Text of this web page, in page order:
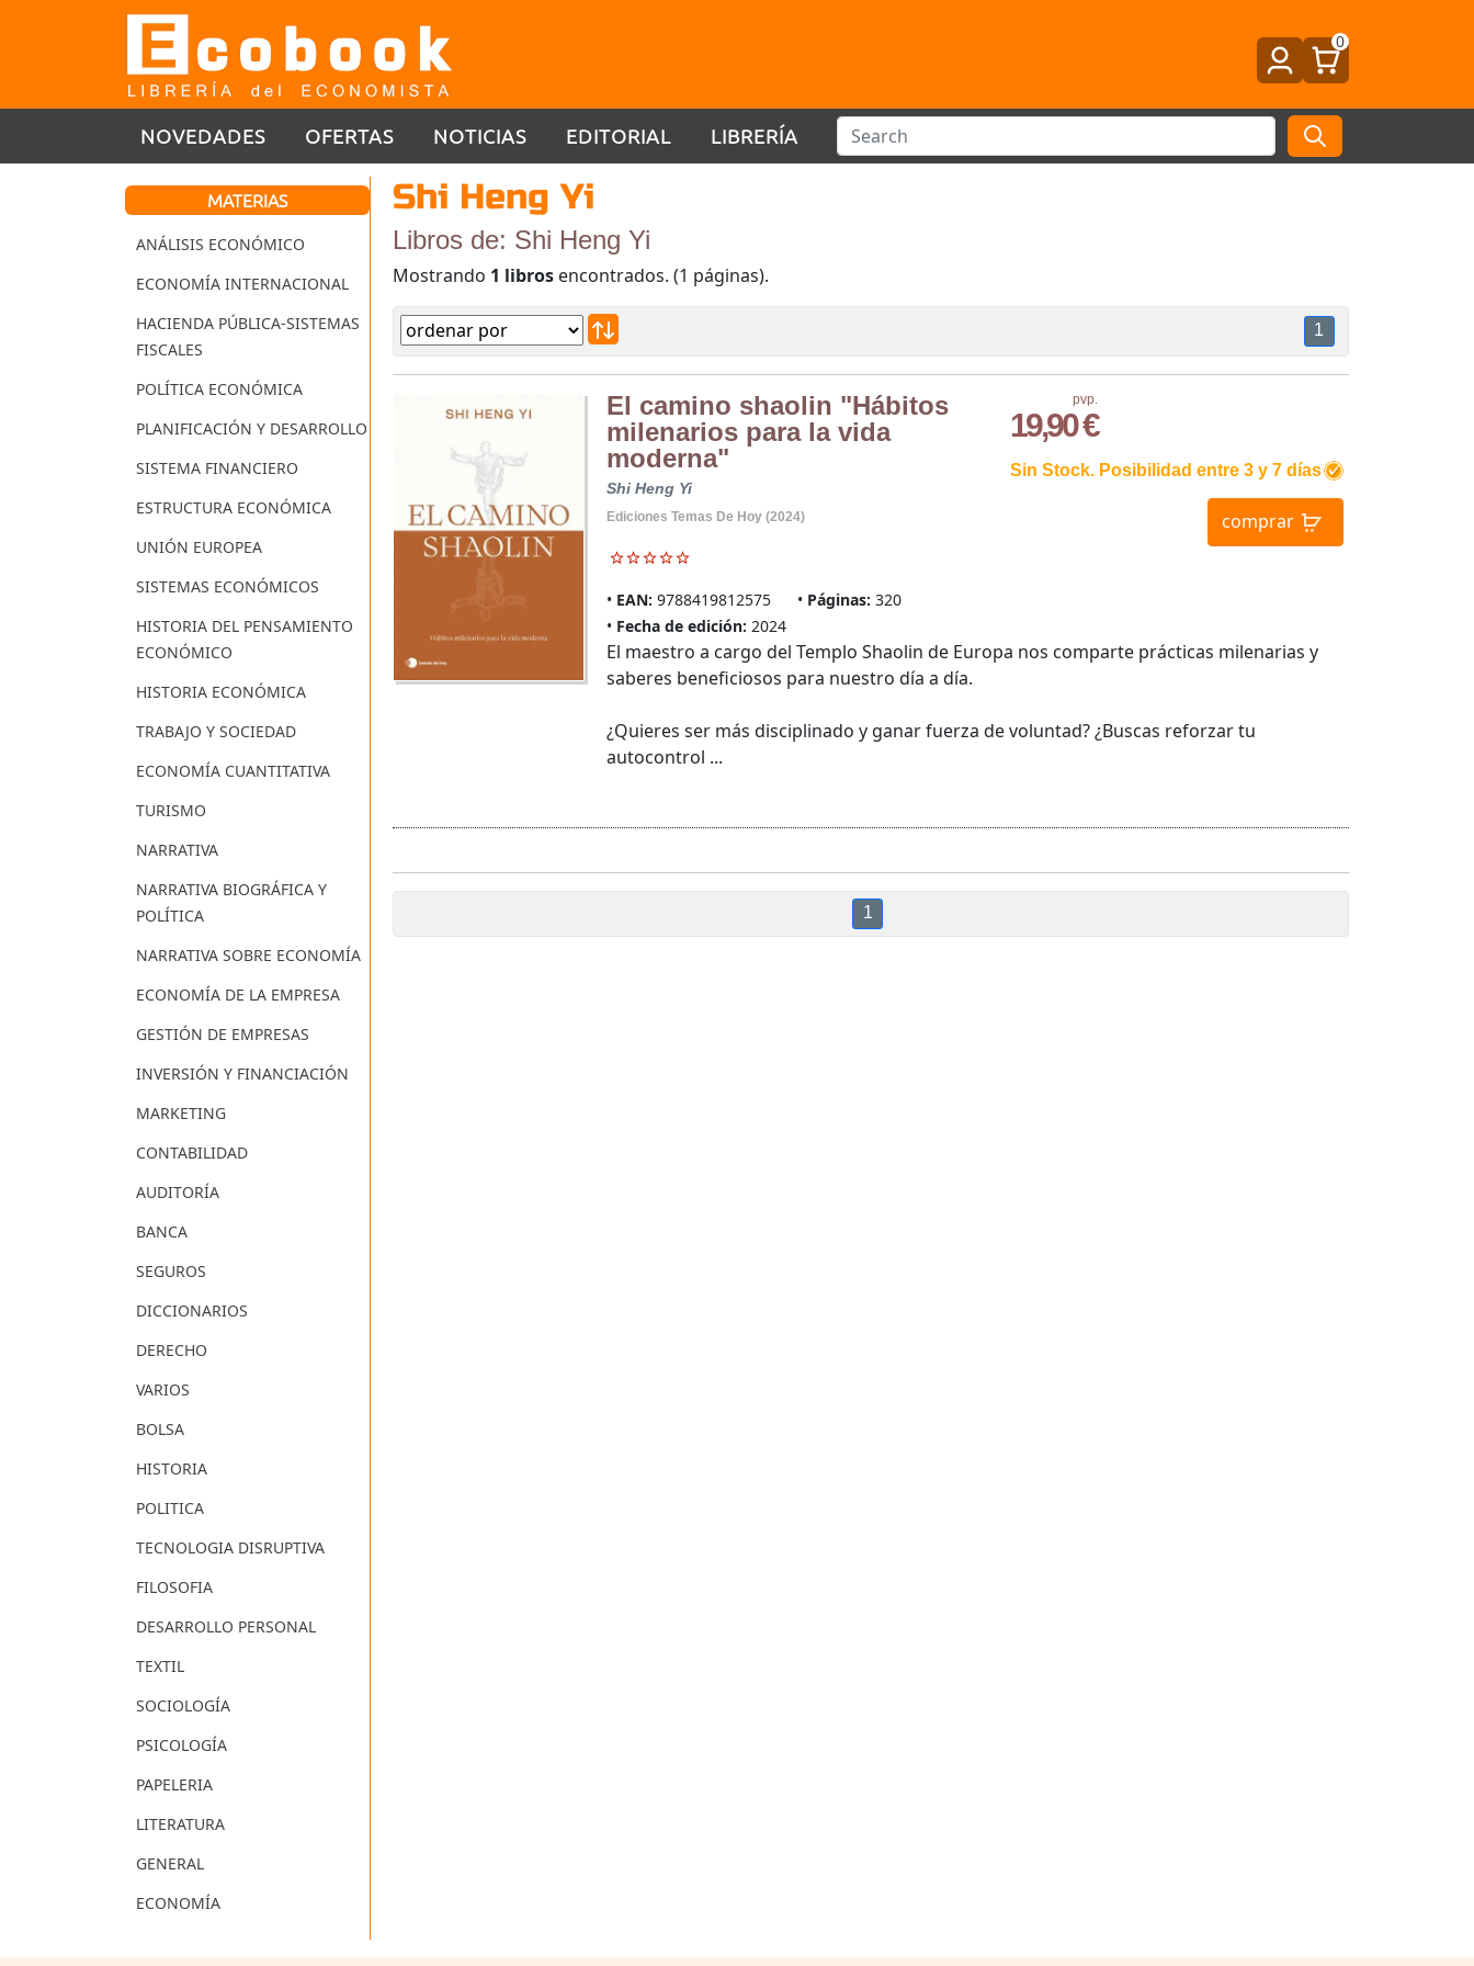
0
NOVEDADES OFERTAS NOTICIAS EDITORIAL LIBRERÍA
MATERIAS
ANÁLISIS ECONÓMICO
ECONOMÍA INTERNACIONAL
HACIENDA PÚBLICA-SISTEMAS
FISCALES
POLÍTICA ECONÓMICA
PLANIFICACIÓN Y DESARROLLO
SISTEMA FINANCIERO
ESTRUCTURA ECONÓMICA
UNIÓN EUROPEA
SISTEMAS ECONÓMICOS
HISTORIA DEL PENSAMIENTO
ECONÓMICO
HISTORIA ECONÓMICA
TRABAJO Y SOCIEDAD
ECONOMÍA CUANTITATIVA
TURISMO
NARRATIVA
NARRATIVA BIOGRÁFICA Y
POLÍTICA
NARRATIVA SOBRE ECONOMÍA
ECONOMÍA DE LA EMPRESA
GESTIÓN DE EMPRESAS
INVERSIÓN Y FINANCIACIÓN
MARKETING
CONTABILIDAD
AUDITORÍA
BANCA
SEGUROS
DICCIONARIOS
DERECHO
VARIOS
BOLSA
HISTORIA
POLITICA
TECNOLOGIA DISRUPTIVA
FILOSOFIA
DESARROLLO PERSONAL
TEXTIL
SOCIOLOGÍA
PSICOLOGÍA
PAPELERIA
LITERATURA
GENERAL
ECONOMÍA
Shi Heng Yi
Libros de: Shi Heng Yi
Mostrando 1 libros encontrados. (1 páginas).
1
El camino shaolin "Hábitos
milenarios para la vida
moderna"
Shi Heng Yi
Ediciones Temas De Hoy (2024)
EAN: 9788419812575 Páginas: 320
Fecha de edición: 2024
pvp.
19,90 €
Sin Stock. Posibilidad entre 3 y 7 días
comprar
El maestro a cargo del Templo Shaolin de Europa nos comparte prácticas milenarias y
saberes beneficiosos para nuestro día a día.
¿Quieres ser más disciplinado y ganar fuerza de voluntad? ¿Buscas reforzar tu
autocontrol ...
1